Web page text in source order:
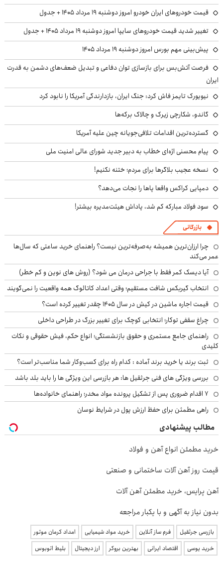
قیمت خودروهای ایران خودرو امروز دوشنبه ۱۹ مرداد ۱۴۰۵ + جدول
تغییر شدید قیمت خودروهای سایپا امروز دوشنبه ۱۹ مرداد ۱۴۰۵ + جدول
پیش‌بینی مهم بورس امروز دوشنبه ۱۹ مرداد ۱۴۰۵
فرصت آتش‌بس برای بازسازی توان دفاعی و تبدیل ضعف‌های دشمن به قدرت
ایران
نیویورک تایمز فاش کرد: جنگ ایران، بازدارندگی آمریکا را نابود کرد
گاندو، شکارچی زیرک و چالاک برکه‌ها
گسترده‌ترین اقدامات تلافی‌جویانه چین علیه آمریکا
پیام محسنی اژه‌ای خطاب به دبیر جدید شورای عالی امنیت ملی
نسخه عجیب بلاگرها برای مردم؛ ختنه نکنیم!
دمپایی کراکس واقعا پاها را نجات می‌دهد؟
سود فولاد مبارکه کم شد، پاداش هیئت‌مدیره بیشتر!
بازرگانی
چرا ارزان‌ترین همیشه به‌صرفه‌ترین نیست؟ راهنمای خرید ساعتی که سال‌ها
عمر می‌کند
آیا دیسک کمر فقط با جراحی درمان می شود؟ (روش های نوین و کم خطر)
انتخاب گیربکس شافت مستقیم؛ وقتی اعداد کاتالوگ همه واقعیت را نمی‌گویند
قیمت اجاره ماشین در کیش در سال ۱۴۰۵ چقدر تغییر کرده است؟
چراغ سقفی توکار؛ انتخابی کوچک برای تغییر بزرگ در طراحی داخلی
راهنمای جامع مستمری و حقوق بازنشستگی؛ انواع حکم، فیش حقوقی و نکات
کلیدی
ثبت برند یا خرید برند آماده : کدام راه برای کسب‌وکار شما مناسب‌تر است؟
بررسی ویژگی های فنی جرثقیل ها: هر بازرسی این ویژگی ها را باید بلد باشد
۷ اقدام ضروری پس از تشکیل پرونده مواد مخدر؛ راهنمای خانواده‌ها
راهی مطمئن برای حفظ ارزش پول در شرایط نوسان
مطالب پیشنهادی
خرید مطمئن انواع آهن و فولاد
قیمت روز آهن آلات ساختمانی و صنعتی
آهن پرایس، خرید مطمئن آهن آلات
بدون نیاز به آگهی و با یکبار مراجعه
بازرسی جرثقیل فرم ساز آنلاین خرید مواد شیمیایی
امداد کرمان موتور
خرید یوسی
اقتصاد ایرانی بهترین بروکر ارز دیجیتال بلیط اتوبوس